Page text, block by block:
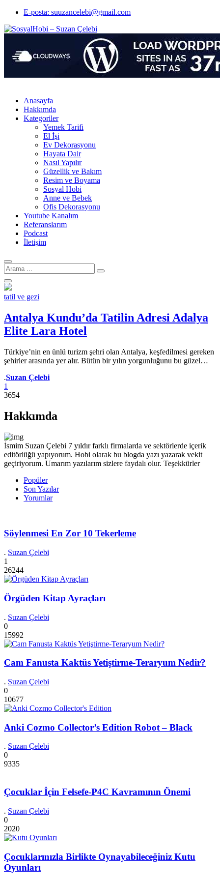
E-posta: suuzancelebi@gmail.com
Anasayfa
Hakkımda
Kategoriler
Yemek Tarifi
El İşi
Ev Dekorasyonu
Hayata Dair
Nasıl Yapılır
Güzellik ve Bakım
Resim ve Boyama
Sosyal Hobi
Anne ve Bebek
Ofis Dekorasyonu
Youtube Kanalım
Referanslarım
Podcast
İletişim
Arama
için:
tatil ve gezi
Antalya Kundu’da Tatilin Adresi Adalya
Elite Lara Hotel
Türkiye’nin en ünlü turizm şehri olan Antalya, keşfedilmesi gereken
şehirler arasında yer alır. Bütün bir yılın yorgunluğunu bu güzel…
Yazar
.Suzan Çelebi
1
3654
Hakkımda
İsmim Suzan Çelebi 7 yıldır farklı firmalarda ve sektörlerde içerik
editörlüğü yapıyorum. Hobi olarak bu blogda yazı yazarak vekit
geçiriyorum. Umarım yazılarım sizlere faydalı olur. Teşekkürler
Popüler
Son Yazılar
Yorumlar
Söylenmesi En Zor 10 Tekerleme
. Suzan Çelebi
1
26244
Örgüden Kitap Ayraçları
. Suzan Çelebi
0
15992
Cam Fanusta Kaktüs Yetiştirme-Teraryum Nedir?
. Suzan Çelebi
0
10677
Anki Cozmo Collector’s Edition Robot – Black
. Suzan Çelebi
0
9335
Çocuklar İçin Felsefe-P4C Kavramının Önemi
. Suzan Çelebi
0
2020
Çocuklarınızla Birlikte Oynayabileceğiniz Kutu
Oyunları